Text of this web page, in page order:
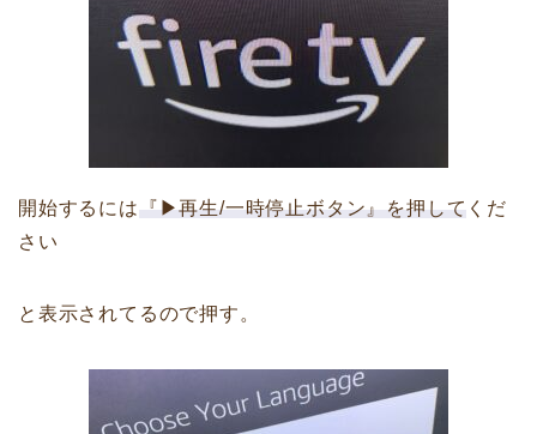
開始するには 『▶再生/一時停止ボタン』を押して くだ
さい
と表示されてるので押す。